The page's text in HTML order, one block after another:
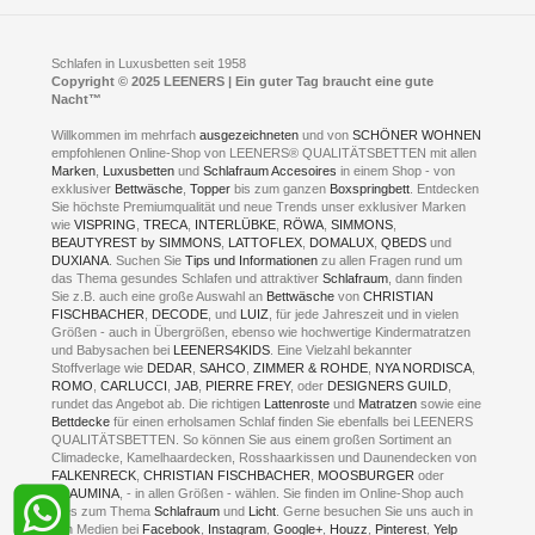
Jobs
Fotoalbum
Kontakt
Neuer Showroom für unsere Onlineartikel.
Kontakt via:WhatsApp
Kontakt via:eMail
mögliche Zeiten für eine Showroom Terminreservierung
MO und DI geschlossen
MI - FR 11 bis 17 Uhr
SA 11 bis 15 Uhr
ONLINEBERATUNG UND TERMIN-
RESERVIERUNG
+49 (0) 2331 408 11
+49 (0) 1633 688 213
Schlafen in Luxusbetten seit 1958
Copyright © 2025 LEENERS | Ein guter Tag braucht eine gute
Nacht™
Willkommen im mehrfachausgezeichnetenund vonSCHÖNER WOHNEN
empfohlenen Online-Shop von LEENERS® QUALITÄTSBETTEN mit allen
Marken Luxusbetten undSchlafraum Accesoires in einem Shop - von
exklusiver Bettwäsche ,Topper bis zum ganzen Boxspringbett . Entdecken
Sie höchste Premiumqualität und neue Trends unser exklusiver Marken
wieVISPRING ,TRECA INTERLÜBKE RÖWA ,SIMMONS
BEAUTYREST by SIMMONS LATTOFLEX DOMALUX ,QBEDS und
DUXIANA . Suchen SieTips und Informationen zu allen Fragen rund um
das Thema gesundes Schlafen und attraktiverSchlafraum , dann finden
Sie z.B. auch eine große Auswahl an Bettwäsche vonCHRISTIAN
FISCHBACHER
DECODE , und LUIZ , für jede Jahreszeit und in vielen
Größen - auch in Übergrößen, ebenso wie hochwertige Kindermatratzen
und Babysachen bei LEENERS4KIDS . Eine Vielzahl bekannter
Stoffverlage wie DEDAR ,SAHCO ,ZIMMER & ROHDE NYA NORDISCA
ROMO ,CARLUCCI ,JAB PIERRE FREY, oder DESIGNERS GUILD
rundet das Angebot ab. Die richtigen Lattenroste und Matratzen sowie eine
Bettdecke für einen erholsamen Schlaf finden Sie ebenfalls bei LEENERS
QUALITÄTSBETTEN. So können Sie aus einem großen Sortiment an
Climadecke, Kamelhaardecken, Rosshaarkissen und Daunendecken von
FALKENRECK ,CHRISTIAN FISCHBACHER MOOSBURGER oder
TRAUMINA , - in allen Größen - wählen. Sie finden im Online-Shop auch
alles zum ThemaSchlafraum und Licht . Gerne besuchen Sie uns auch in
den Medien bei Facebook Instagram ,Google+ Houzz Pinterest ,Yelp